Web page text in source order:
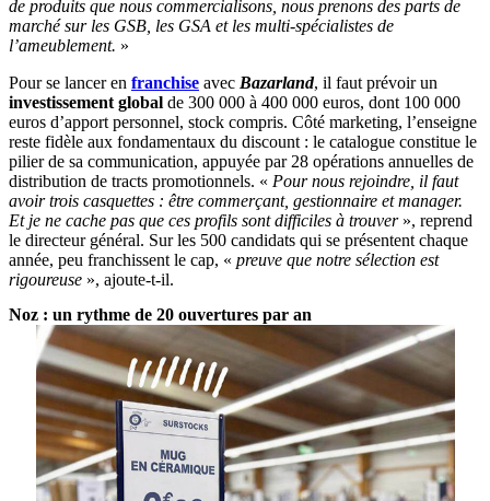
de produits que nous commercialisons, nous prenons des parts de
marché sur les GSB, les GSA et les multi-spécialistes de
l’ameublement. »
Pour se lancer en franchise avec Bazarland, il faut prévoir un
investissement global de 300 000 à 400 000 euros, dont 100 000
euros d’apport personnel, stock compris. Côté marketing, l’enseigne
reste fidèle aux fondamentaux du discount : le catalogue constitue le
pilier de sa communication, appuyée par 28 opérations annuelles de
distribution de tracts promotionnels. « Pour nous rejoindre, il faut
avoir trois casquettes : être commerçant, gestionnaire et manager.
Et je ne cache pas que ces profils sont difficiles à trouver», reprend
le directeur général. Sur les 500 candidats qui se présentent chaque
année, peu franchissent le cap, « preuve que notre sélection est
rigoureuse », ajoute-t-il.
Noz : un rythme de 20 ouvertures par an